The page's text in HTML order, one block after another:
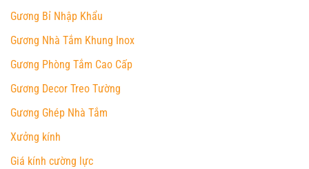
Gương Bỉ Nhập Khẩu
Gương Nhà Tắm Khung Inox
Gương Phòng Tắm Cao Cấp
Gương Decor Treo Tường
Gương Ghép Nhà Tắm
Xưởng kính
Giá kính cường lực